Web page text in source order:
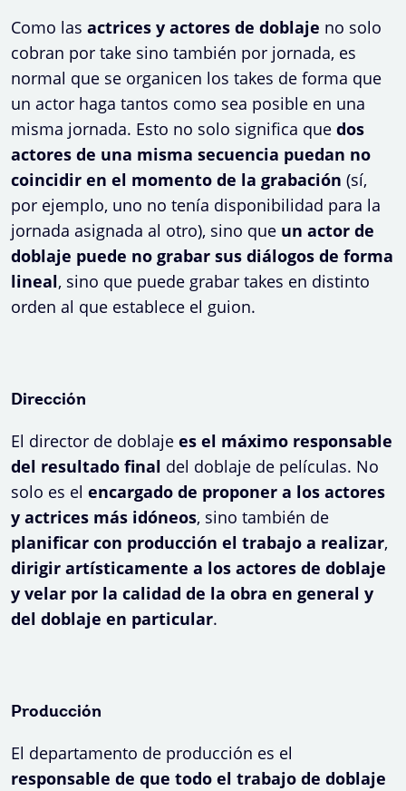
Como las actrices y actores de doblaje no solo
cobran por take sino también por jornada, es
normal que se organicen los takes de forma que
un actor haga tantos como sea posible en una
misma jornada. Esto no solo significa que dos
actores de una misma secuencia puedan no
coincidir en el momento de la grabación (sí,
por ejemplo, uno no tenía disponibilidad para la
jornada asignada al otro), sino que un actor de
doblaje puede no grabar sus diálogos de forma
lineal, sino que puede grabar takes en distinto
orden al que establece el guion.
Dirección
El director de doblaje es el máximo responsable
del resultado final del doblaje de películas. No
solo es el encargado de proponer a los actores
y actrices más idóneos, sino también de
planificar con producción el trabajo a realizar,
dirigir artísticamente a los actores de doblaje
y velar por la calidad de la obra en general y
del doblaje en particular.
Producción
El departamento de producción es el
responsable de que todo el trabajo de doblaje